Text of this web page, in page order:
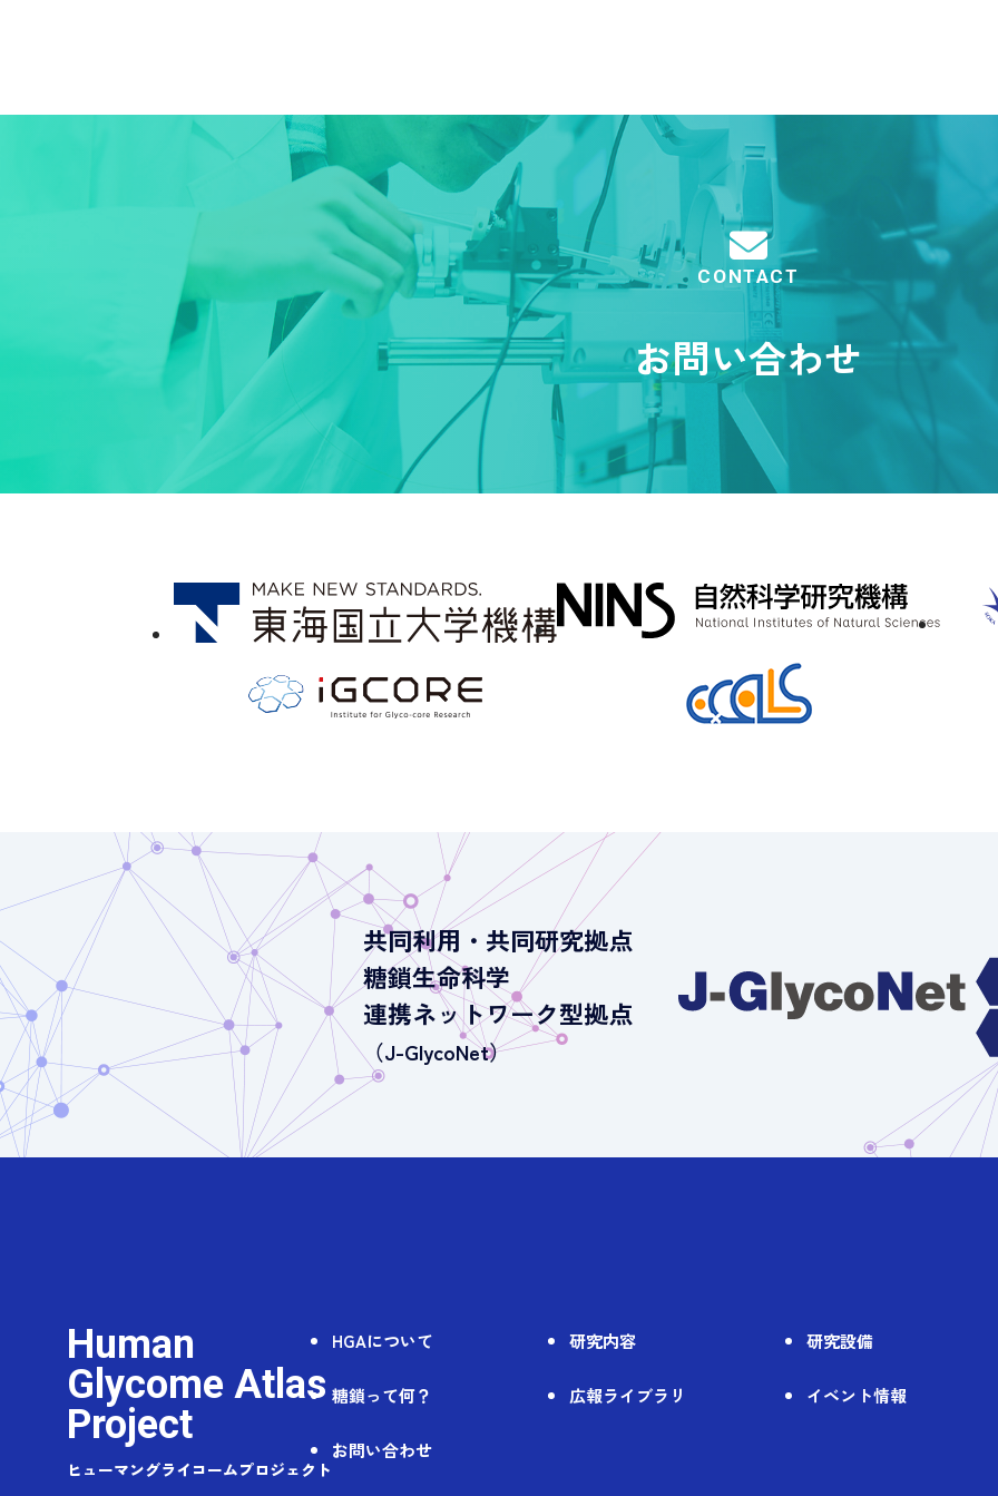
CONTACT
お問い合わせ
共同利用・共同研究拠点
糖鎖生命科学
連携ネットワーク型拠点
（J-GlycoNet）
Human
Glycome Atlas
Project
ヒューマングライコームプロジェクト
HGAについて 研究内容 研究設備
糖鎖って何？ 広報ライブラリ イベント情報
お問い合わせ